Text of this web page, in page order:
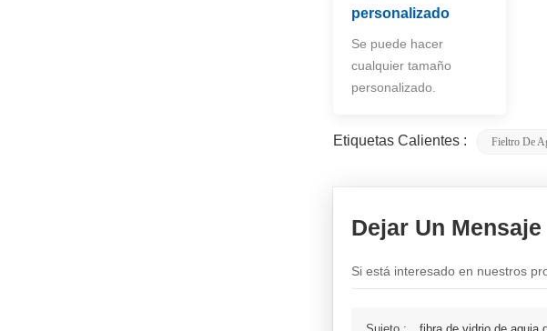
personalizado
Se puede hacer
cualquier tamaño
personalizado.
Etiquetas Calientes : Fieltro De
Dejar Un Mensaje
Si está interesado en nuestros